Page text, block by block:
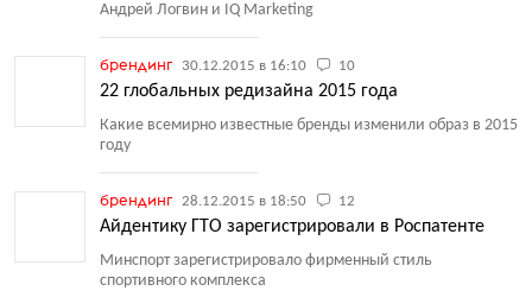
Андрей Логвин и IQ Marketing
брендинг 30.12.2015 в 16:10 10
22 глобальных редизайна 2015 года
Какие всемирно известные бренды изменили образ в 2015
году
брендинг 28.12.2015 в 18:50 12
Айдентику ГТО зарегистрировали в Роспатенте
Минспорт зарегистрировало фирменный стиль
спортивного комплекса